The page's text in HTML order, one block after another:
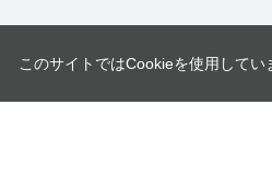
このサイトではCookieを使用して